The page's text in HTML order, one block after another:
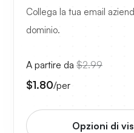
Collega la tua email
dominio.
A partire da $2.99
$1.80/per
Opzioni di